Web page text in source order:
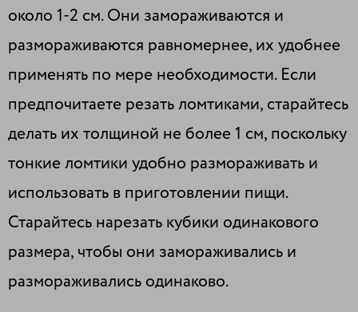
около 1-2 см. Они замораживаются и
размораживаются равномернее, их удобнее
применять по мере необходимости. Если
предпочитаете резать ломтиками, старайтесь
делать их толщиной не более 1 см, поскольку
тонкие ломтики удобно размораживать и
использовать в приготовлении пищи.
Старайтесь нарезать кубики одинакового
размера, чтобы они замораживались и
размораживались одинаково.